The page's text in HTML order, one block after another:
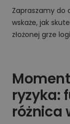
Zapraszamy do
wskaże, jak
złożonej grze
ryzyka:
różnica